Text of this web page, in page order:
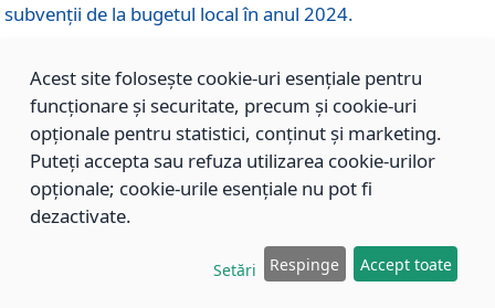
subvenţii de la bugetul local în anul 2024.
899/21.12.2023
Aprobarea standardelor de cost pentru serviciile
sociale furnizate în cadrul Direcției de Asistență Socială
Brașov, pentru anul 2024.
Modificarea Anexei la H.C.L. nr. 91 din 09.02.2018,
Acest site folosește cookie-uri esențiale pentru
funcționare și securitate, precum și cookie-uri
opționale pentru statistici, conținut și marketing.
Puteți accepta sau refuza utilizarea cookie-urilor
opționale; cookie-urile esențiale nu pot fi
dezactivate.
Setări Respinge Accept toate